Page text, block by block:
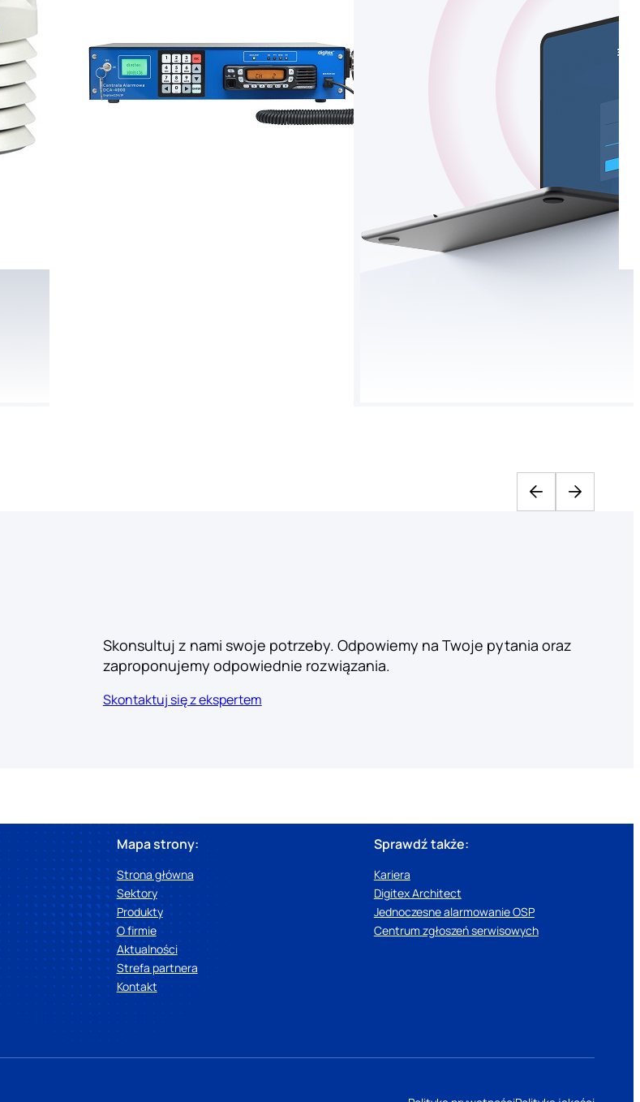
Skonsultuj z nami swoje potrzeby. Odpowiemy na Twoje pytania oraz
zaproponujemy odpowiednie rozwiązania.
Skontaktuj się z ekspertem
Mapa strony:
Strona główna
Sektory
Produkty
O firmie
Aktualności
Strefa partnera
Kontakt
Sprawdź także:
Kariera
Digitex Architect
Jednoczesne alarmowanie OSP
Centrum zgłoszeń serwisowych